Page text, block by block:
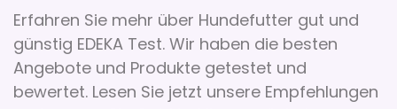
Erfahren Sie mehr über Hundefutter gut und
günstig EDEKA Test. Wir haben die besten
Angebote und Produkte getestet und
bewertet. Lesen Sie jetzt unsere Empfehlungen